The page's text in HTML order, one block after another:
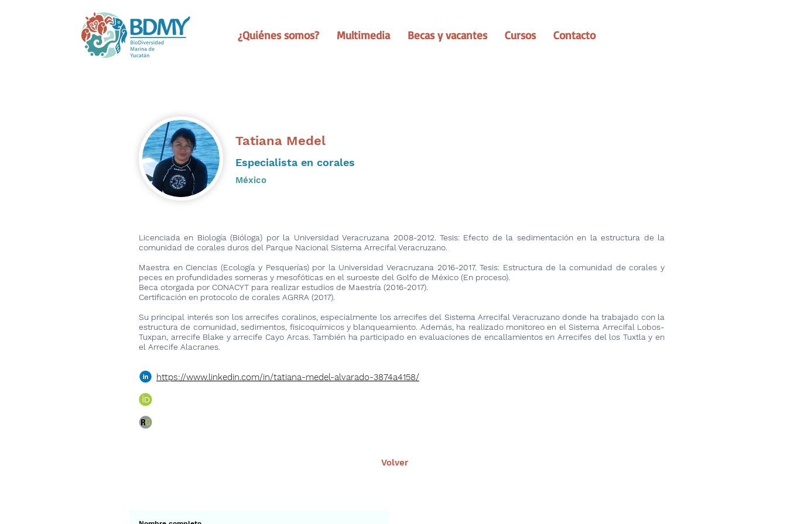
¿Quiénes somos? Multimedia Becas y vacantes Cursos Contacto
Tatiana Medel
Especialista en corales
México
Licenciada en Biología (Bióloga) por la Universidad Veracruzana 2008-2012. Tesis: Efecto de la sedimentación en la estructura de la
comunidad de corales duros del Parque Nacional Sistema Arrecifal Veracruzano.
Maestra en Ciencias (Ecología y Pesquerías) por la Universidad Veracruzana 2016-2017. Tesis: Estructura de la comunidad de corales y
peces en profundidades someras y mesofóticas en el suroeste del Golfo de México (En proceso).
Beca otorgada por CONACYT para realizar estudios de Maestría (2016-2017).
Certificación en protocolo de corales AGRRA (2017).
Su principal interés son los arrecifes coralinos, especialmente los arrecifes del Sistema Arrecifal Veracruzano donde ha trabajado con la
estructura de comunidad, sedimentos, fisicoquímicos y blanqueamiento. Además, ha realizado monitoreo en el Sistema Arrecifal Lobos-
Tuxpan, arrecife Blake y arrecife Cayo Arcas. También ha participado en evaluaciones de encallamientos en Arrecifes del los Tuxtla y en
el Arrecife Alacranes.
https://www.linkedin.com/in/tatiana-medel-alvarado-3874a4158/
Volver